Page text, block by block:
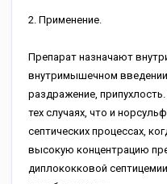
2. Применение.
Препарат назначают
внутримышечном введении
раздражение,
тех случаях, что и
септических процессах,
высокую концентрацию
диплококковой